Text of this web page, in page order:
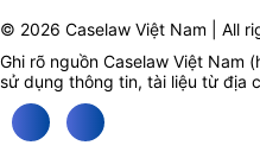
© 2026 Caselaw Việt Nam | All
Ghi rõ nguồn Caselaw Việt Nam (
sử dụng thông tin, tài liệu từ địa